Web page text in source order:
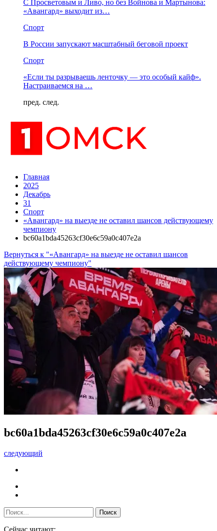
С Просветовым и Ливо, но без Войнова и Мартынова:
«Авангард» выходит из…
Спорт
В России запускают масштабный беговой проект
Спорт
«Если ты разрываешь ленточку — это особый кайф».
Настраиваемся на …
пред. след.
Главная
2025
Декабрь
31
Спорт
«Авангард» на выезде не оставил шансов действующему
чемпиону
bc60a1bda45263cf30e6c59a0c407e2a
Вернуться к "«Авангард» на выезде не оставил шансов
действующему чемпиону"
bc60a1bda45263cf30e6c59a0c407e2a
следующий
Сейчас читают: